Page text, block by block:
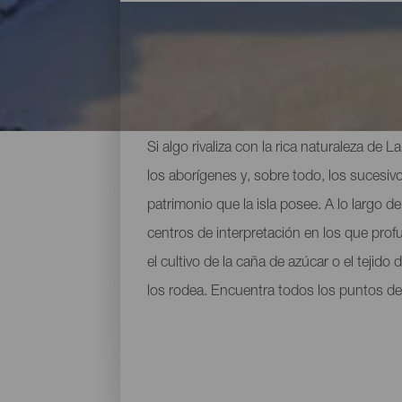
Si algo rivaliza con la rica naturaleza de
los aborígenes y, sobre todo, los
patrimonio que la isla posee. A lo largo
centros de interpretación en los que
el cultivo de la caña de azúcar o el tejido
los rodea. Encuentra todos los puntos